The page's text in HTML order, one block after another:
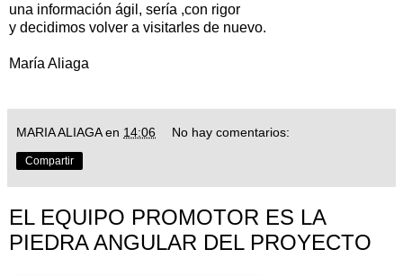
una información ágil, sería ,con rigor
y decidimos volver a visitarles de nuevo.
María Aliaga
MARIA ALIAGA en 14:06 No hay comentarios:
Compartir
EL EQUIPO PROMOTOR ES LA
PIEDRA ANGULAR DEL PROYECTO